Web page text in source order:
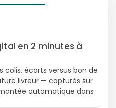
en 2 minutes à
colis, écarts versus bon de
livreur — capturés sur
automatique dans